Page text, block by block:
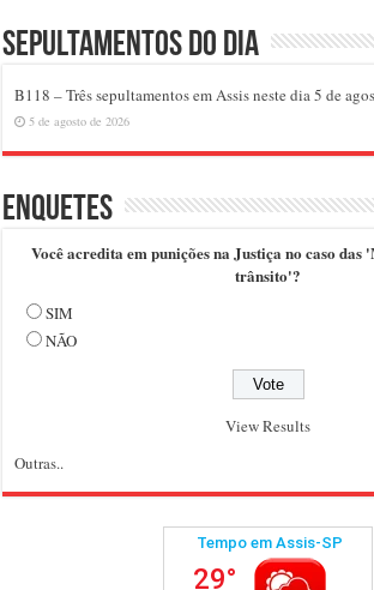
Sepultamentos do dia
B118 – Três sepultamentos em Assis neste dia 5 de
5 de agosto de 2026
Enquetes
Você acredita em punições na Justiça no caso das
trânsito'?
SIM
NÃO
View Results
Outras..